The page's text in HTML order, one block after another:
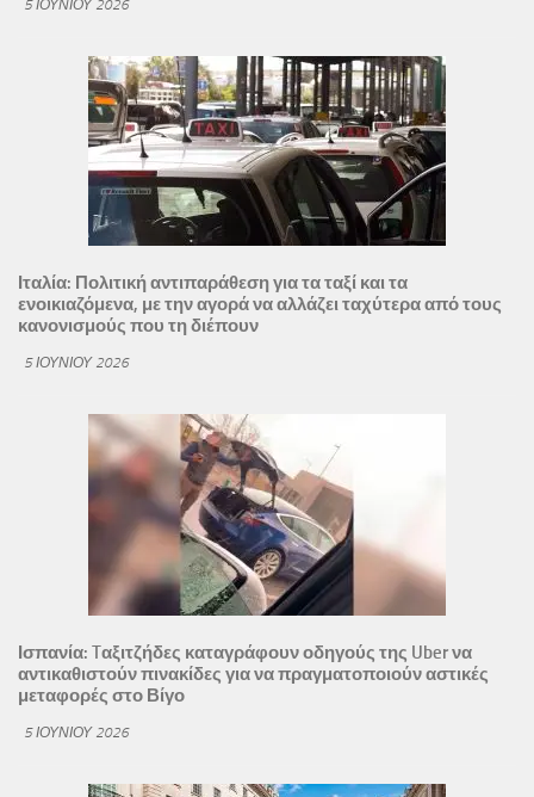
5 ΙΟΥΝΊΟΥ 2026
Ιταλία: Πολιτική αντιπαράθεση για τα ταξί και τα
ενοικιαζόμενα, με την αγορά να αλλάζει ταχύτερα από τους
κανονισμούς που τη διέπουν
5 ΙΟΥΝΊΟΥ 2026
Ισπανία: Tαξιτζήδες καταγράφουν οδηγούς της Uber να
αντικαθιστούν πινακίδες για να πραγματοποιούν αστικές
μεταφορές στο Βίγο
5 ΙΟΥΝΊΟΥ 2026